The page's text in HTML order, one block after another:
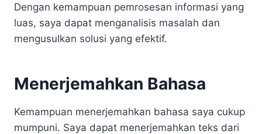
Dengan kemampuan pemrosesan informasi yang
luas, saya dapat menganalisis masalah dan
mengusulkan solusi yang efektif.
Menerjemahkan Bahasa
Kemampuan menerjemahkan bahasa saya cukup
mumpuni. Saya dapat menerjemahkan teks dari